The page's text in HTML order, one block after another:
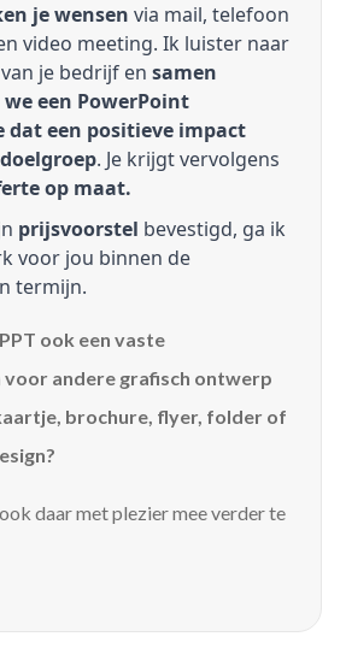
je wensen via mail, telefoon
video meeting. Ik luister naar
je bedrijf en samen
een PowerPoint
dat een positieve impact
. Je krijgt vervolgens
op maat.
prijsvoorstel bevestigd, ga ik
voor jou binnen de
termijn.
ook een vaste
andere grafisch ontwerp
brochure, flyer, folder of
daar met plezier mee verder te